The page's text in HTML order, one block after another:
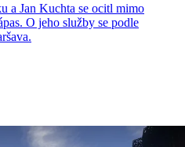
a Jan Kuchta se ocitl mimo
O jeho služby se podle